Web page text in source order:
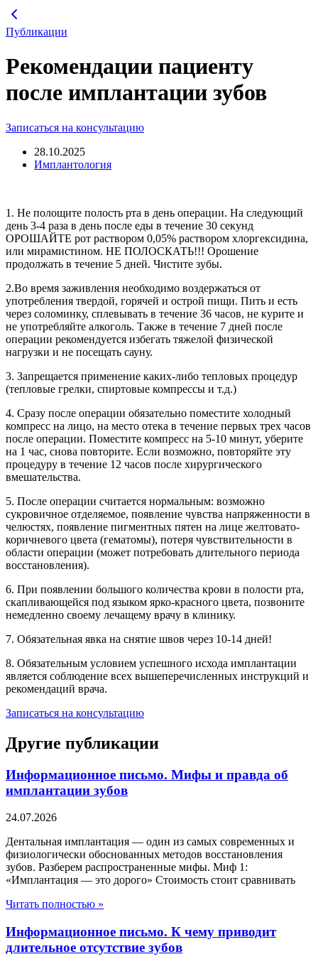
Перейти
содержимому
Публикации
Рекомендации пациенту
после имплантации зубов
Записаться на консультацию
28.10.2025
Имплантология
1. Не полощите полость рта в день операции. На следующий
день 3-4 раза в день после еды в течение 30 секунд
ОРОШАЙТЕ рот раствором 0,05% раствором хлоргексидина,
или мирамистином. НЕ ПОЛОСКАТЬ!!! Орошение
продолжать в течение 5 дней. Чистите зубы.
2.Во время заживления необходимо воздержаться от
употребления твердой, горячей и острой пищи. Пить и есть
через соломинку, сплевывать в течение 36 часов, не курите и
не употребляйте алкоголь. Также в течение 7 дней после
операции рекомендуется избегать тяжелой физической
нагрузки и не посещать сауну.
3. Запрещается применение каких-либо тепловых процедур
(тепловые грелки, спиртовые компрессы и т.д.)
4. Сразу после операции обязательно поместите холодный
компресс на лицо, на место отека в течение первых трех часов
после операции. Поместите компресс на 5-10 минут, уберите
на 1 час, снова повторите. Если возможно, повторяйте эту
процедуру в течение 12 часов после хирургического
вмешательства.
5. После операции считается нормальным: возможно
сукровичное отделяемое, появление чувства напряженности в
челюстях, появление пигментных пятен на лице желтовато-
коричневого цвета (гематомы), потеря чувствительности в
области операции (может потребовать длительного периода
восстановления).
6. При появлении большого количества крови в полости рта,
скапливающейся под языком ярко-красного цвета, позвоните
немедленно своему лечащему врачу в клинику.
7. Обязательная явка на снятие швов через 10-14 дней!
8. Обязательным условием успешного исхода имплантации
является соблюдение всех вышеперечисленных инструкций и
рекомендаций врача.
Записаться на консультацию
Другие публикации
Информационное письмо. Мифы и правда об
имплантации зубов
24.07.2026
Дентальная имплантация — один из самых современных и
физиологически обоснованных методов восстановления
зубов. Разберем распространенные мифы. Миф 1:
«Имплантация — это дорого» Стоимость стоит сравнивать
Читать полностью »
Информационное письмо. К чему приводит
длительное отсутствие зубов